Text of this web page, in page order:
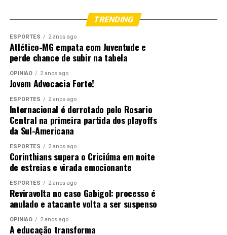
TRENDING
ESPORTES 2 anos ago
Atlético-MG empata com Juventude e
perde chance de subir na tabela
OPINIÃO 2 anos ago
Jovem Advocacia Forte!
ESPORTES 2 anos ago
Internacional é derrotado pelo Rosario
Central na primeira partida dos playoffs
da Sul-Americana
ESPORTES 2 anos ago
Corinthians supera o Criciúma em noite
de estreias e virada emocionante
ESPORTES 2 anos ago
Reviravolta no caso Gabigol: processo é
anulado e atacante volta a ser suspenso
OPINIÃO 2 anos ago
A educação transforma